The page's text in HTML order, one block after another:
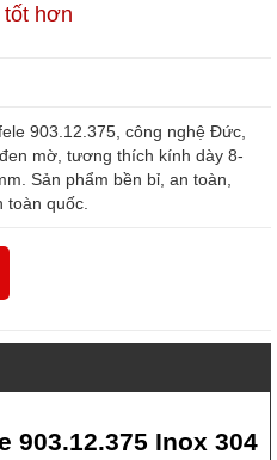
tốt hơn
903.12.375, công nghệ Đức,
mờ, tương thích kính dày 8-
Sản phẩm bền bỉ, an toàn,
toàn quốc.
903.12.375 Inox 304